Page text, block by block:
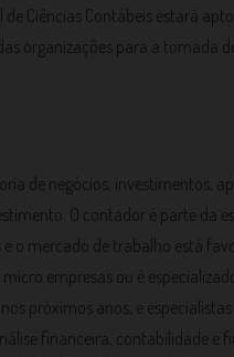
Ciências Contábeis estará
organizações para a tomada
de negócios, investimentos,
O contador é parte da
o mercado de trabalho está
empresas ou é
próximos anos, e
financeira, contabilidade e